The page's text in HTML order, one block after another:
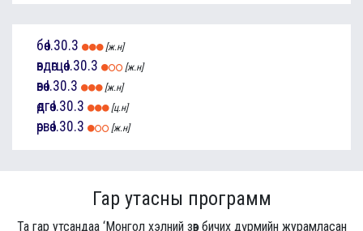
бөө I.30.3 [ж.н]
өвдөгцөө I.30.3 [ж.н]
өвөө I.30.3 [ж.н]
өдгөө I.30.3 [ц.н]
өрвөө I.30.3 [ж.н]
Гар утасны программ
Та гар утсандаа ‘Монгол хэлний зөв бичих дүрмийн журамласан